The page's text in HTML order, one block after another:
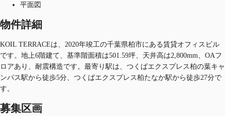
平面図
物件詳細
KOIL TERRACEは、2020年竣工の千葉県柏市にある賃貸オフィスビル
です。地上6階建て、基準階面積は501.59坪、天井高は2,800mm、OAフ
ロアあり、耐震構造です。最寄り駅は、つくばエクスプレス柏の葉キャ
ンパス駅から徒歩5分、つくばエクスプレス柏たなか駅から徒歩27分で
す。
募集区画